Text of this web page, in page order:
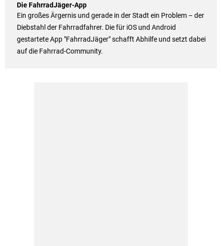
Die FahrradJäger-App
Ein großes Ärgernis und gerade in der Stadt ein Problem – der
Diebstahl der Fahrradfahrer. Die für iOS und Android
gestartete App "FahrradJäger" schafft Abhilfe und setzt dabei
auf die Fahrrad-Community.